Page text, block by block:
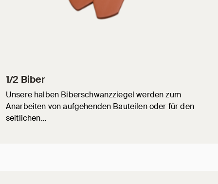
1/2 Biber
Unsere halben Biberschwanzziegel werden zum
Anarbeiten von aufgehenden Bauteilen oder für den
seitlichen…